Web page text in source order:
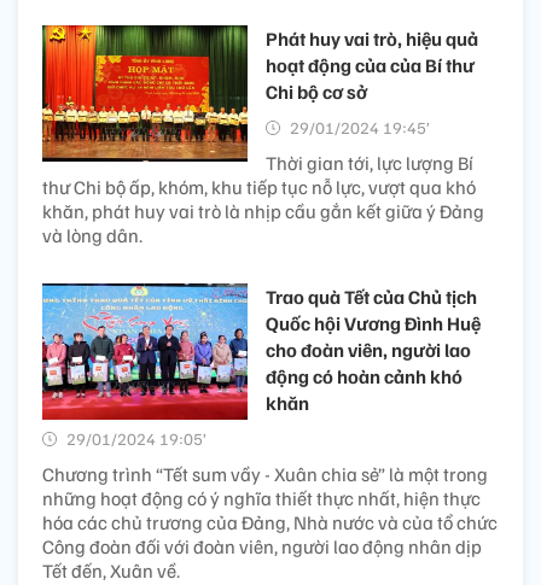
Phát huy vai trò, hiệu quả
hoạt động của của Bí thư
Chi bộ cơ sở
29/01/2024 19:45’
Thời gian tới, lực lượng Bí
thư Chi bộ ấp, khóm, khu tiếp tục nỗ lực, vượt qua khó
khăn, phát huy vai trò là nhịp cầu gắn kết giữa ý Đảng
và lòng dân.
Trao quà Tết của Chủ tịch
Quốc hội Vương Đình Huệ
cho đoàn viên, người lao
động có hoàn cảnh khó
khăn
29/01/2024 19:05’
Chương trình “Tết sum vầy - Xuân chia sẻ” là một trong
những hoạt động có ý nghĩa thiết thực nhất, hiện thực
hóa các chủ trương của Đảng, Nhà nước và của tổ chức
Công đoàn đối với đoàn viên, người lao động nhân dịp
Tết đến, Xuân về.